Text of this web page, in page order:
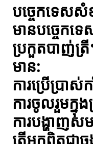
បច្ចេកទេសសំ
មានបច្ចេកទេ
ប្រកួតបាញ់ត្
មាន:
ការប្រើប្រាស់
ការចូលរួមក្នុ
ការបង្ហាញស
តើអ្នកពិតជា